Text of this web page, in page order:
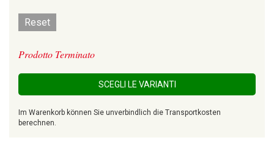
Reset
Prodotto Terminato
SCEGLI LE VARIANTI
Im Warenkorb können Sie unverbindlich die Transportkosten
berechnen.